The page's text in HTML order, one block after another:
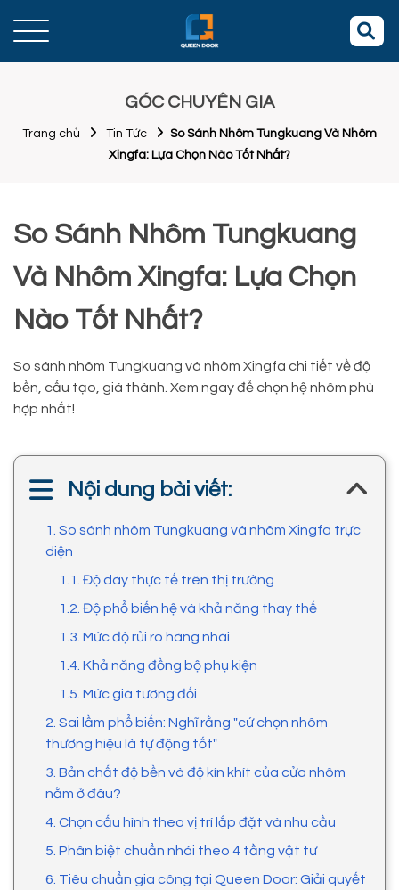
GÓC CHUYÊN GIA
Trang chủ Tin Tức
So Sánh Nhôm Tungkuang Và Nhôm
Xingfa: Lựa Chọn Nào Tốt Nhất?
So Sánh Nhôm Tungkuang
Và Nhôm Xingfa: Lựa Chọn
Nào Tốt Nhất?
So sánh nhôm Tungkuang và nhôm Xingfa chi tiết về độ
bền, cấu tạo, giá thành. Xem ngay để chọn hệ nhôm phù
hợp nhất!
Nội dung bài viết:
1. So sánh nhôm Tungkuang và nhôm Xingfa trực
diện
1.1. Độ dày thực tế trên thị trường
1.2. Độ phổ biến hệ và khả năng thay thế
1.3. Mức độ rủi ro hàng nhái
1.4. Khả năng đồng bộ phụ kiện
1.5. Mức giá tương đối
2. Sai lầm phổ biến: Nghĩ rằng "cứ chọn nhôm
thương hiệu là tự động tốt"
3. Bản chất độ bền và độ kín khít của cửa nhôm
nằm ở đâu?
4. Chọn cấu hình theo vị trí lắp đặt và nhu cầu
5. Phân biệt chuẩn nhái theo 4 tầng vật tư
6. Tiêu chuẩn gia công tại Queen Door: Giải quyết